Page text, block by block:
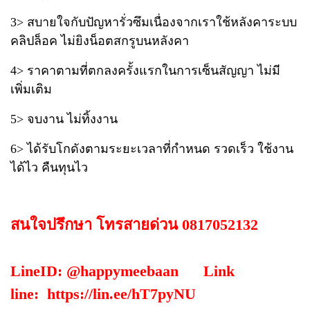
3> สบายใจกับปัญหารั่วซึมเนื่องจากเราใช้หลังคาระบบ
คลิปล็อค ไม่ยิงน็อตสกรูบนหลังคา
4> ราคาตามที่ตกลงครั้งแรกในการเซ็นสัญญา ไม่มี
เพิ่มเติม
5> จบงาน ไม่ทิ้งงาน
6> ได้รับโกดังตามระยะเวลาที่กำหนด รวดเร็ว ใช้งาน
ได้ไว คืนทุนไว
สนใจปรึกษา โทรสายด่วน 0817052132
LineID: @happymeebaan Link
line: https://lin.ee/hT7pyNU